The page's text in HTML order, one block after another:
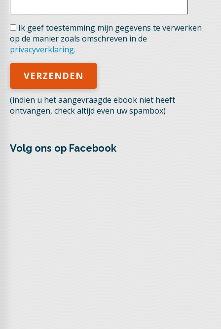
Ik geef toestemming mijn gegevens te verwerken
op de manier zoals omschreven in de
privacyverklaring.
(indien u het aangevraagde ebook niet heeft
ontvangen, check altijd even uw spambox)
Volg ons op Facebook